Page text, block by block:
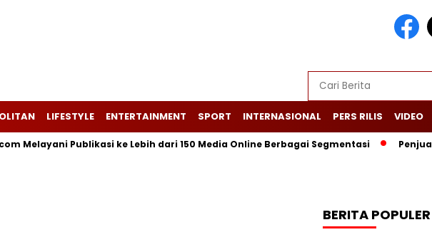
LIFESTYLE ENTERTAINMENT SPORT INTERNASIONAL PERS RILIS VIDEO
Publikasi ke Lebih dari 150 Media Online Berbagai Segmentasi Penjualan
BERITA POPULER